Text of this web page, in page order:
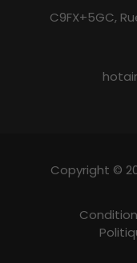
C9FX+5GC,
Copyright ©